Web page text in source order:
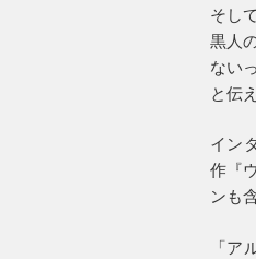
そし
黒人
ない
と伝
イン
作『
ンも
「